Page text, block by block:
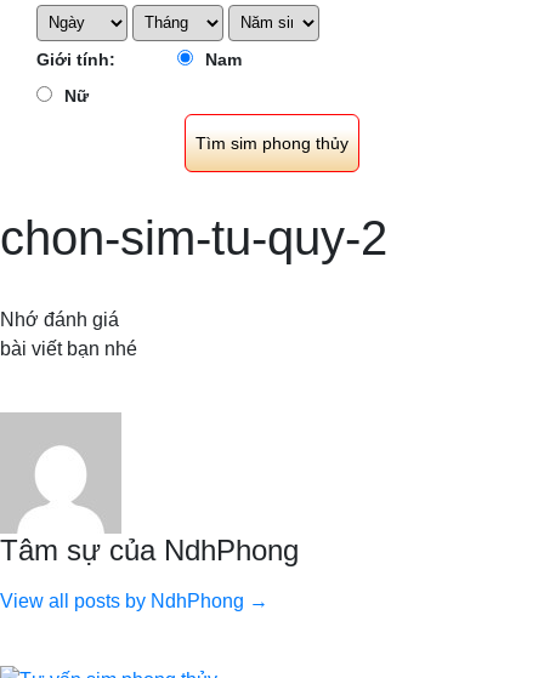
Giới tính:
Nam
Nữ
chon-sim-tu-quy-2
Nhớ đánh giá
bài viết bạn nhé
Tâm sự của NdhPhong
View all posts by NdhPhong →